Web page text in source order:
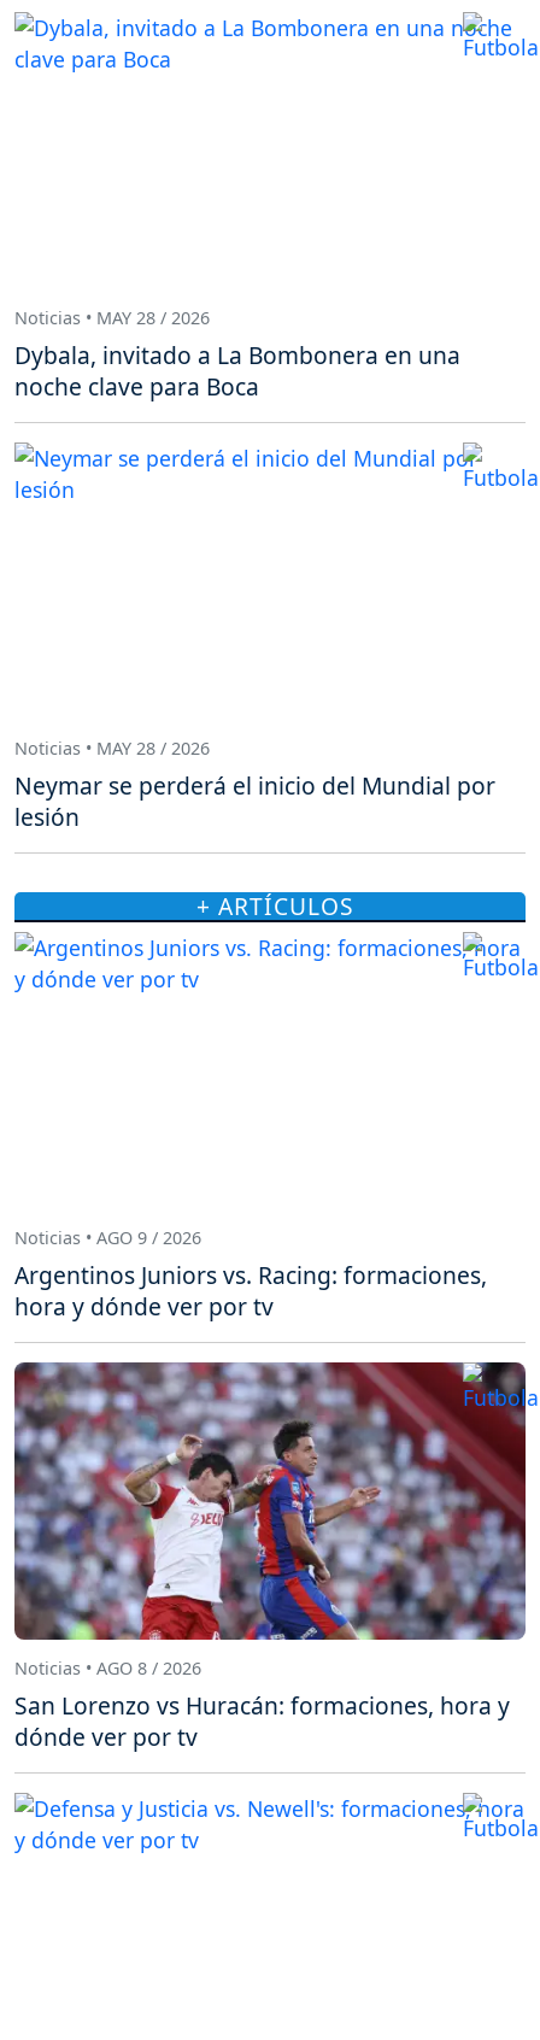
Noticias • MAY 28 / 2026
Dybala, invitado a La Bombonera en una
noche clave para Boca
Noticias • MAY 28 / 2026
Neymar se perderá el inicio del Mundial por
lesión
+ ARTÍCULOS
Noticias • AGO 9 / 2026
Argentinos Juniors vs. Racing: formaciones,
hora y dónde ver por tv
Noticias • AGO 8 / 2026
San Lorenzo vs Huracán: formaciones, hora y
dónde ver por tv